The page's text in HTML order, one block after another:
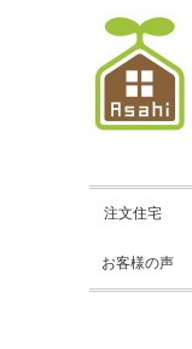
注文住宅
お客様の声